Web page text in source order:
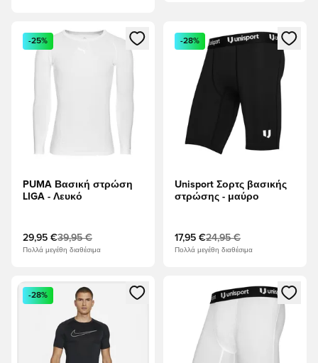
Ανοίγει ένα Modal για να συνδεθείτε ή να εγγραφείτε ως
-25%
PUMA Βασική στρώση
LIGA - Λευκό
29,95 €39,95 €
Πολλά μεγέθη διαθέσιμα
Ανοίγει ένα Modal για να
-28%
Unisport Σορτς βασικής
στρώσης - μαύρο
17,95 €24,95 €
Πολλά μεγέθη διαθέσιμα
Ανοίγει ένα Modal για να συνδεθείτε ή να εγγραφείτε ως
-28%
Ανοίγει ένα Modal για να